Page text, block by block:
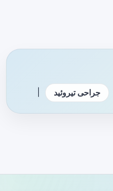
جراحی تیروئید